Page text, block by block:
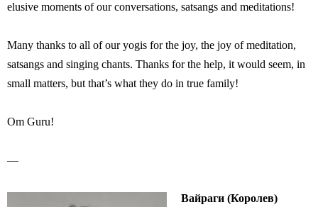
elusive moments of our conversations, satsangs and meditations!
Many thanks to all of our yogis for the joy, the joy of meditation,
satsangs and singing chants. Thanks for the help, it would seem, in
small matters, but that’s what they do in true family!
Om Guru!
—
Вайраги (Королев)